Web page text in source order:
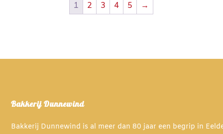
1 2 3 4 5 →
Bakkerij Dunnewind
Bakkerij Dunnewind is al meer dan 80 jaar een begrip in